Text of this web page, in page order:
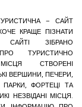
– САЙТ
КРАЩЕ ПІЗНАТИ
ЗІБРАНО
ТУРИСТИЧНО
СТВОРЕНІ
ВЕРШИНИ, ПЕЧЕРИ,
ФОРТЕЦІ ТА
НЕЗВІДАНІ МІСЦЯ.